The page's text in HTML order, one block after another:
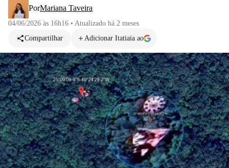
PorMariana Taveira
04/06/2026 às 16h16 • Atualizado há 2 meses
Compartilhar
Adicionar Itatiaia ao